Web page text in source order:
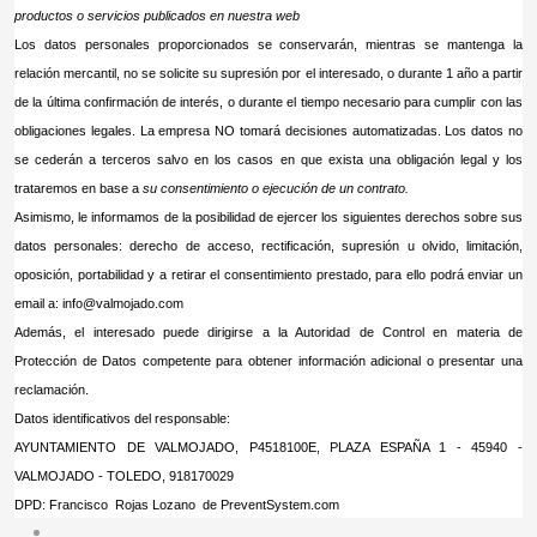
productos o servicios publicados en nuestra web
Los datos personales proporcionados se conservarán, mientras se mantenga la
relación mercantil, no se solicite su supresión por el interesado, o durante 1 año a partir
de la última confirmación de interés, o durante el tiempo necesario para cumplir con las
obligaciones legales. La empresa NO tomará decisiones automatizadas. Los datos no
se cederán a terceros salvo en los casos en que exista una obligación legal y los
trataremos en base a su consentimiento o ejecución de un contrato
Asimismo, le informamos de la posibilidad de ejercer los siguientes derechos sobre sus
datos personales: derecho de acceso, rectificación, supresión u olvido, limitación,
oposición, portabilidad y a retirar el consentimiento prestado, para ello podrá enviar un
email a: info@valmojado.com
Además, el interesado puede dirigirse a la Autoridad de Control en materia de
Protección de Datos competente para obtener información adicional o presentar una
reclamación.
Datos identificativos del responsable:
AYUNTAMIENTO DE VALMOJADO, P4518100E, PLAZA ESPAÑA 1 - 45940 -
VALMOJADO - TOLEDO, 918170029
DPD: Francisco Rojas Lozano de PreventSystem.com